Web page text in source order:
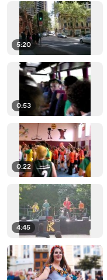
5:20
0:53
0:22
4:45